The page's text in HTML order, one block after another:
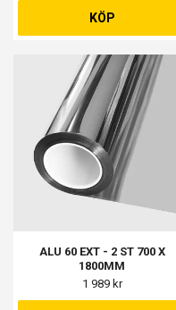
KÖP
ALU 60 EXT - 2 ST 700 X
1800MM
1 989 kr